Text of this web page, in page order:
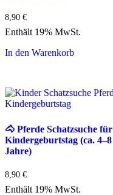
8,90 €
Enthält 19% MwSt.
In den Warenkorb
🐴 Pferde Schatzsuche für
Kindergeburtstag (ca. 4–8
Jahre)
8,90 €
Enthält 19% MwSt.